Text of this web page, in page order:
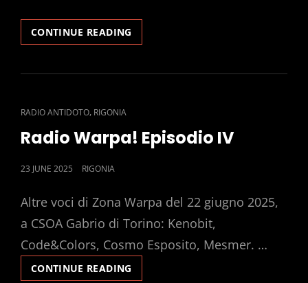
CONTINUE READING
HOUSE
SESSIONS
CAT
LINKS
RADIO ANTIDOTO, RIGONIA
Radio Warpa! Episodio IV
POSTED
23 JUNE 2025 RIGONIA
Altre voci di Zona Warpa del 22 giugno 2025,
a CSOA Gabrio di Torino: Kenobit,
Code&Colors, Cosmo Esposito, Mesmer. …
CONTINUE READING